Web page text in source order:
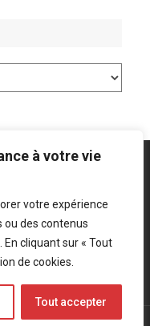
à votre vie
votre expérience
ou des contenus
cliquant sur « Tout
de cookies.
Tout accepter